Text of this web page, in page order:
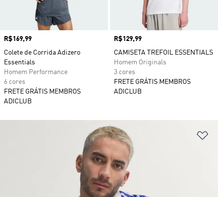
Preço
R$169,99
Colete de Corrida Adizero
Essentials
Homem Performance
6 cores
FRETE GRÁTIS MEMBROS
ADICLUB
Preço
R$129,99
CAMISETA TREFOIL ESSENTIALS
Homem Originals
3 cores
FRETE GRÁTIS MEMBROS
ADICLUB